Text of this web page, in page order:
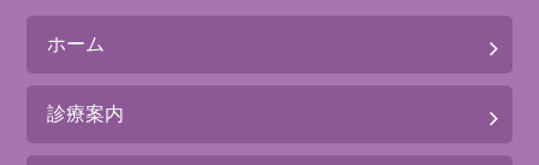
ホーム
診療案内